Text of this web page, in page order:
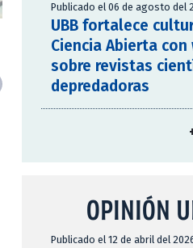
Publicado el 06 de agosto del
UBB fortalece
Ciencia Abierta con
sobre revistas
depredadoras
OPINIÓN
Publicado el 12 de abril del